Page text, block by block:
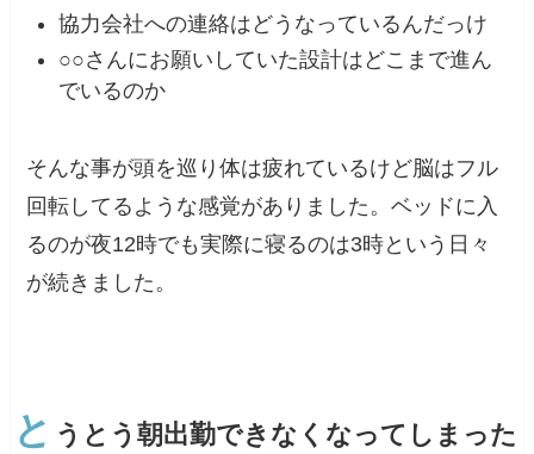
協力会社への連絡はどうなっているんだっけ
○○さんにお願いしていた設計はどこまで進ん
でいるのか
そんな事が頭を巡り体は疲れているけど脳はフル
回転してるような感覚がありました。ベッドに入
るのが夜12時でも実際に寝るのは3時という日々
が続きました。
と うとう朝出勤できなくなってしまった